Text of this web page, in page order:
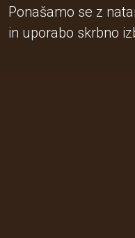
Ponašamo se z
in uporabo skrbno